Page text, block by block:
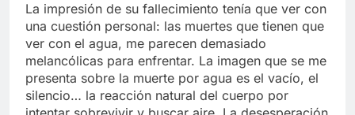
La impresión de su fallecimiento tenía que ver con
una cuestión personal: las muertes que tienen que
ver con el agua, me parecen demasiado
melancólicas para enfrentar. La imagen que se me
presenta sobre la muerte por agua es el vacío, el
silencio… la reacción natural del cuerpo por